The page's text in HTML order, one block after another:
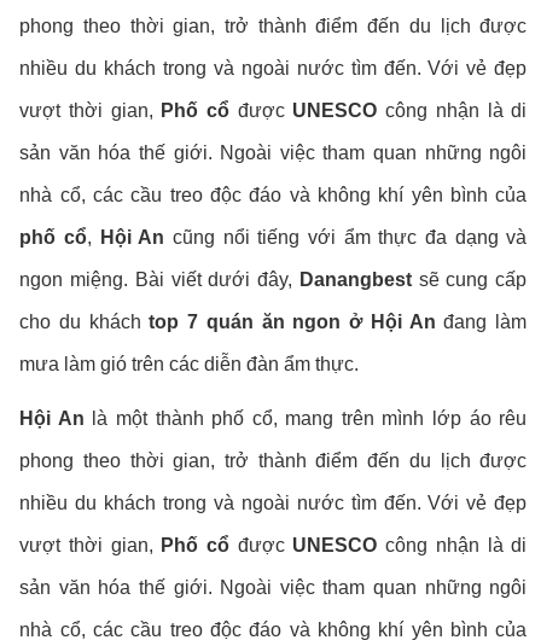
phong theo thời gian, trở thành điểm đến du lịch được
nhiều du khách trong và ngoài nước tìm đến. Với vẻ đẹp
vượt thời gian, Phố cổ được UNESCOcông nhận là di
sản văn hóa thế giới. Ngoài việc tham quan những ngôi
nhà cổ, các cầu treo độc đáo và không khí yên bình của
phố cổ, Hội An cũng nổi tiếng với ẩm thực đa dạng và
ngon miệng. Bài viết dưới đây, Danangbestsẽ cung cấp
cho du kháchtop 7 quán ăn ngon ở Hội An đang làm
mưa làm gió trên các diễn đàn ẩm thực.
Hội An là một thành phố cổ, mang trên mình lớp áo rêu
phong theo thời gian, trở thành điểm đến du lịch được
nhiều du khách trong và ngoài nước tìm đến. Với vẻ đẹp
vượt thời gian, Phố cổ được UNESCOcông nhận là di
sản văn hóa thế giới. Ngoài việc tham quan những ngôi
nhà cổ, các cầu treo độc đáo và không khí yên bình của